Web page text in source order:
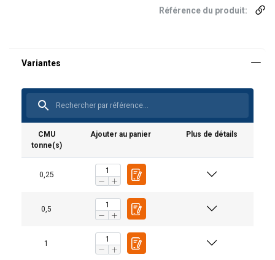
Référence du produit:
CMU
tonne(s)
Ajouter au panier Plus de détails
0,25
0,5
1